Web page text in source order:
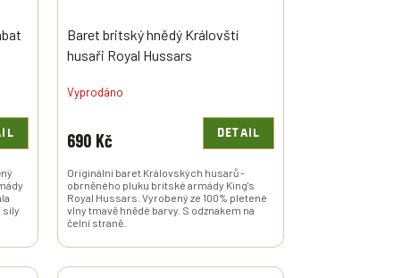
síly
Baret britský hnědý Královští
husaři Royal Hussars
Vyprodáno
690 Kč DETAIL
Originální baret Královských husarů -
obrněného pluku britské armády King's
Royal Hussars. Vyrobený ze 100% pletené
vlny tmavě hnědé barvy. S odznakem na
čelní straně.